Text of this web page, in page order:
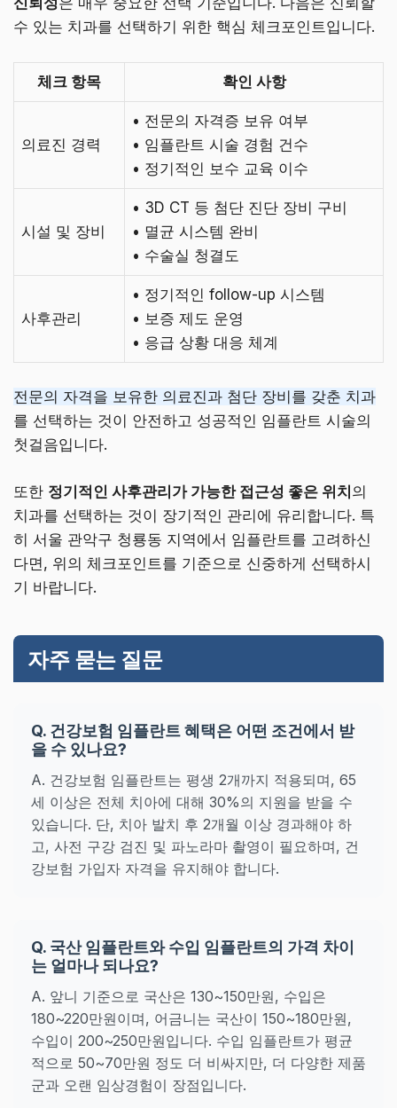
수 있는 치과를 선택하기 위한 핵심 체크포인트입니다.
체크 항목 확인 사항
의료진 경력
• 전문의 자격증 보유 여부
• 임플란트 시술 경험 건수
• 정기적인 보수 교육 이수
시설 및 장비
• 3D CT 등 첨단 진단 장비 구비
• 멸균 시스템 완비
• 수술실 청결도
사후관리
• 정기적인 follow-up 시스템
• 보증 제도 운영
• 응급 상황 대응 체계
전문의 자격을 보유한 의료진과 첨단 장비를 갖춘 치과
를 선택하는 것이 안전하고 성공적인 임플란트 시술의
첫걸음입니다.
또한 정기적인 사후관리가 가능한 접근성 좋은 위치의
치과를 선택하는 것이 장기적인 관리에 유리합니다. 특
히 서울 관악구 청룡동 지역에서 임플란트를 고려하신
다면, 위의 체크포인트를 기준으로 신중하게 선택하시
기 바랍니다.
자주 묻는 질문
Q. 건강보험 임플란트 혜택은 어떤 조건에서 받
을 수 있나요?
A. 건강보험 임플란트는 평생 2개까지 적용되며, 65
세 이상은 전체 치아에 대해 30%의 지원을 받을 수
있습니다. 단, 치아 발치 후 2개월 이상 경과해야 하
고, 사전 구강 검진 및 파노라마 촬영이 필요하며, 건
강보험 가입자 자격을 유지해야 합니다.
Q. 국산 임플란트와 수입 임플란트의 가격 차이
는 얼마나 되나요?
A. 앞니 기준으로 국산은 130~150만원, 수입은
180~220만원이며, 어금니는 국산이 150~180만원,
수입이 200~250만원입니다. 수입 임플란트가 평균
적으로 50~70만원 정도 더 비싸지만, 더 다양한 제품
군과 오랜 임상경험이 장점입니다.